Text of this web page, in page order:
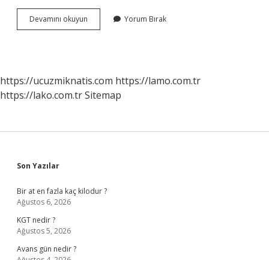
Devamını okuyun
Üzeri
Yorum Bırak
https://ucuzmiknatis.com https://lamo.com.tr
https://lako.com.trSitemap
Sidebar
Son Yazılar
Bir at en fazla kaç kilodur ?
Ağustos 6, 2026
KGT nedir ?
Ağustos 5, 2026
Avans gün nedir ?